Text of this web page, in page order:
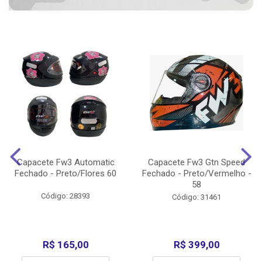
Capacete Fw3 Automatic
Fechado - Preto/Flores 60
Código: 28393
R$ 165,00
Capacete Fw3 Gtn Speed
Fechado - Preto/Vermelho -
58
Código: 31461
R$ 399,00